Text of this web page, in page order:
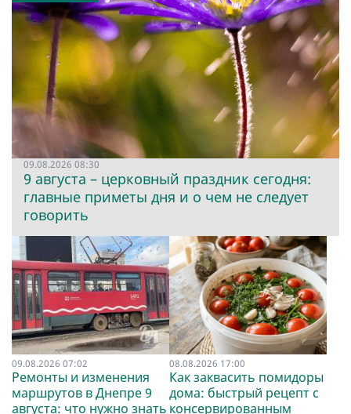
09.08.2026 08:30
9 августа – церковный праздник сегодня:
главные приметы дня и о чем не следует
говорить
09.08.2026 07:02
Ремонты и изменения
маршрутов в Днепре 9
августа: что нужно знать
08.08.2026 17:00
Как заквасить помидоры
дома: быстрый рецепт с
консервированным